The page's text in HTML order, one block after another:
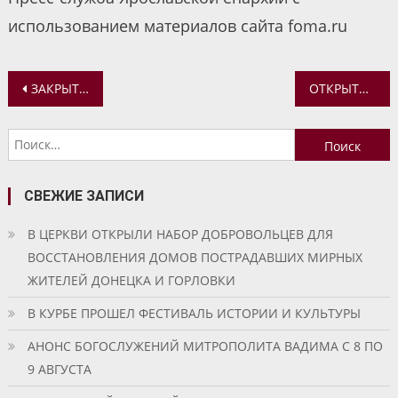
использованием материалов сайта foma.ru
Навигация
по
записям
ЗАКРЫТ СБОР СРЕДСТВ НА ВЫЧИНКУ КЛАДКИ СТЕН МИХАЙЛОВСКОГО ХРАМА БЕЛОГОСТИЦКОГО МОНАСТЫРЯ ОТКРЫТИЕ МЕМОРИАЛЬНОГО КОМПЛЕКСА «КНЯЗЬ АЛЕКСАНДР НЕВСКИЙ С ДРУЖИНОЙ» НА БЕРЕГУ ЧУДСКОГО ОЗЕРА
Найти:
СВЕЖИЕ ЗАПИСИ
В ЦЕРКВИ ОТКРЫЛИ НАБОР ДОБРОВОЛЬЦЕВ ДЛЯ
ВОССТАНОВЛЕНИЯ ДОМОВ ПОСТРАДАВШИХ МИРНЫХ
ЖИТЕЛЕЙ ДОНЕЦКА И ГОРЛОВКИ
В КУРБЕ ПРОШЕЛ ФЕСТИВАЛЬ ИСТОРИИ И КУЛЬТУРЫ
АНОНС БОГОСЛУЖЕНИЙ МИТРОПОЛИТА ВАДИМА С 8 ПО
9 АВГУСТА